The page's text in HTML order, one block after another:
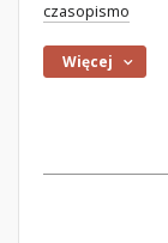
czasopismo
Więcej